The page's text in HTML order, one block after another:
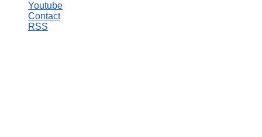
Youtube
Contact
RSS